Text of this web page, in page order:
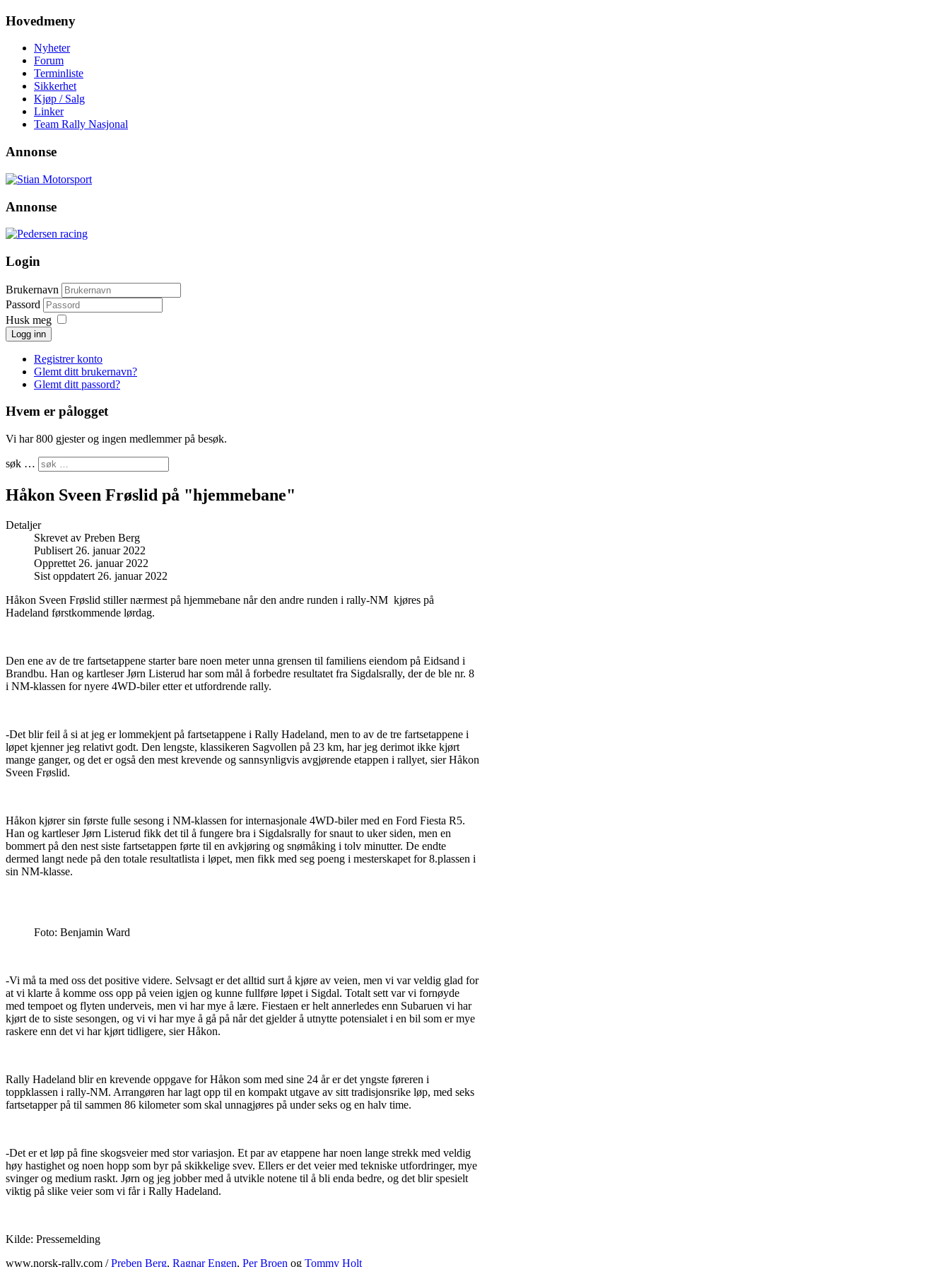
Hovedmeny
Nyheter
Forum
Terminliste
Sikkerhet
Kjøp / Salg
Linker
Team Rally Nasjonal
Annonse
Annonse
Login
Brukernavn
Passord
Husk meg
Logg inn
Registrer konto
Glemt ditt brukernavn?
Glemt ditt passord?
Hvem er pålogget
Vi har 800 gjester og ingen medlemmer på besøk.
søk …
Håkon Sveen Frøslid på "hjemmebane"
Detaljer
Skrevet av Preben Berg
Publisert 26. januar 2022
Opprettet 26. januar 2022
Sist oppdatert 26. januar 2022
Håkon Sveen Frøslid stiller nærmest på hjemmebane når den andre runden i rally-NM kjøres på
Hadeland førstkommende lørdag.
Den ene av de tre fartsetappene starter bare noen meter unna grensen til familiens eiendom på Eidsand i
Brandbu. Han og kartleser Jørn Listerud har som mål å forbedre resultatet fra Sigdalsrally, der de ble nr. 8
i NM-klassen for nyere 4WD-biler etter et utfordrende rally.
-Det blir feil å si at jeg er lommekjent på fartsetappene i Rally Hadeland, men to av de tre fartsetappene i
løpet kjenner jeg relativt godt. Den lengste, klassikeren Sagvollen på 23 km, har jeg derimot ikke kjørt
mange ganger, og det er også den mest krevende og sannsynligvis avgjørende etappen i rallyet, sier Håkon
Sveen Frøslid.
Håkon kjører sin første fulle sesong i NM-klassen for internasjonale 4WD-biler med en Ford Fiesta R5.
Han og kartleser Jørn Listerud fikk det til å fungere bra i Sigdalsrally for snaut to uker siden, men en
bommert på den nest siste fartsetappen førte til en avkjøring og snømåking i tolv minutter. De endte
dermed langt nede på den totale resultatlista i løpet, men fikk med seg poeng i mesterskapet for 8.plassen i
sin NM-klasse.
Foto: Benjamin Ward
-Vi må ta med oss det positive videre. Selvsagt er det alltid surt å kjøre av veien, men vi var veldig glad for
at vi klarte å komme oss opp på veien igjen og kunne fullføre løpet i Sigdal. Totalt sett var vi fornøyde
med tempoet og flyten underveis, men vi har mye å lære. Fiestaen er helt annerledes enn Subaruen vi har
kjørt de to siste sesongen, og vi vi har mye å gå på når det gjelder å utnytte potensialet i en bil som er mye
raskere enn det vi har kjørt tidligere, sier Håkon.
Rally Hadeland blir en krevende oppgave for Håkon som med sine 24 år er det yngste føreren i
toppklassen i rally-NM. Arrangøren har lagt opp til en kompakt utgave av sitt tradisjonsrike løp, med seks
fartsetapper på til sammen 86 kilometer som skal unnagjøres på under seks og en halv time.
-Det er et løp på fine skogsveier med stor variasjon. Et par av etappene har noen lange strekk med veldig
høy hastighet og noen hopp som byr på skikkelige svev. Ellers er det veier med tekniske utfordringer, mye
svinger og medium raskt. Jørn og jeg jobber med å utvikle notene til å bli enda bedre, og det blir spesielt
viktig på slike veier som vi får i Rally Hadeland.
Kilde: Pressemelding
www.norsk-rally.com /Preben Berg, Ragnar Engen, Per Broen og Tommy Holt